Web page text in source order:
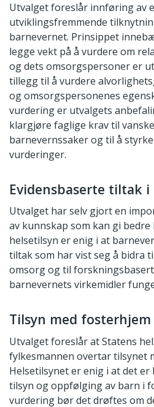
Utvalget foreslår innføring av
utviklingsfremmende
barnevernet. Prinsippet
legge vekt på å vurdere om
og dets omsorgspersoner er
tillegg til å vurdere
og omsorgspersonenes
vurdering er utvalgets
klargjøre faglige krav til
barnevernssaker og til å
vurderinger.
Evidensbaserte tiltak
Utvalget har selv gjort en
av kunnskap som kan gi bedre
helsetilsyn er enig i at
tiltak som har vist seg å bidra
omsorg og til
barnevernets virkemidler
Tilsyn med fosterhjem
Utvalget foreslår at Statens
fylkesmannen overtar tilsynet
Helsetilsynet er enig i at det
tilsyn og oppfølging av barn i
vurdering bør det drøftes om